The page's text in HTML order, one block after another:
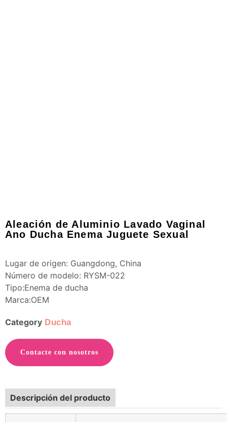
Aleación de Aluminio Lavado Vaginal
Ano Ducha Enema Juguete Sexual
Lugar de origen: Guangdong, China
Número de modelo: RYSM-022
Tipo:Enema de ducha
Marca:OEM
Category Ducha
Contacte con nosotros
Descripción del producto